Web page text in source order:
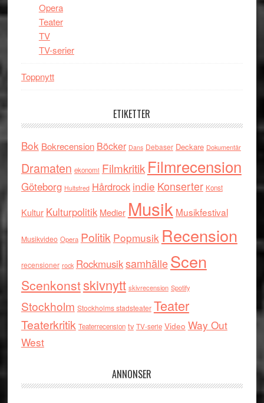
Opera
Teater
TV
TV-serier
Toppnytt
ETIKETTER
Bok Bokrecension Böcker Dans Debaser Deckare Dokumentär
Dramaten ekonomi Filmkritik Filmrecension
Göteborg Hultsfred Hårdrock indie Konserter Konst
Kultur Kulturpolitik Medier Musik Musikfestival
Musikvideo Opera Politik Popmusik Recension
recensioner rock RockmusiksamhälleScen
Scenkonstskivnytt skivrecension Spotify
Stockholm Stockholms stadsteater Teater
Teaterkritik Teaterrecension tv TV-serie Video Way Out
West
ANNONSER